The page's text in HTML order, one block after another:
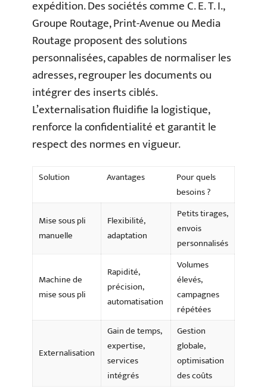
expédition. Des sociétés comme C. E. T. I.,
Groupe Routage, Print-Avenue ou Media
Routage proposent des solutions
personnalisées, capables de normaliser les
adresses, regrouper les documents ou
intégrer des inserts ciblés.
L’externalisation fluidifie la logistique,
renforce la confidentialité et garantit le
respect des normes en vigueur.
Solution Avantages
Pour quels
besoins ?
Mise sous pli
manuelle
Flexibilité,
adaptation
Petits tirages,
envois
personnalisés
Machine de
mise sous pli
Rapidité,
précision,
automatisation
Volumes
élevés,
campagnes
répétées
Externalisation
Gain de temps,
expertise,
services
intégrés
Gestion
globale,
optimisation
des coûts